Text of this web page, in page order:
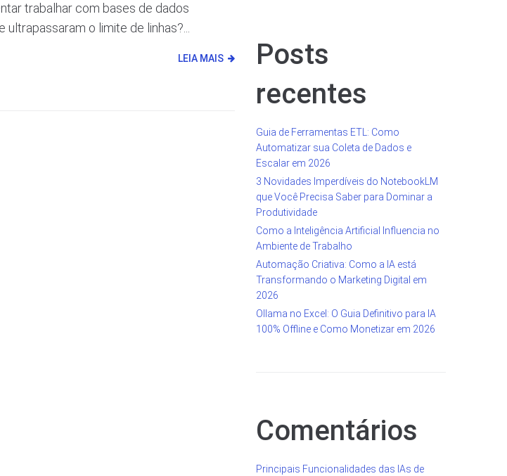
trabalhar com bases de dados
o limite de linhas?...
LEIA MAIS
Posts
recentes
Guia de Ferramentas ETL: Como
Automatizar sua Coleta de Dados e
Escalar em 2026
3 Novidades Imperdíveis do NotebookLM
que Você Precisa Saber para Dominar a
Produtividade
Como a Inteligência Artificial Influencia no
Ambiente de Trabalho
Automação Criativa: Como a IA está
Transformando o Marketing Digital em
2026
Ollama no Excel: O Guia Definitivo para IA
100% Offline e Como Monetizar em 2026
Comentários
Principais Funcionalidades das IAs de